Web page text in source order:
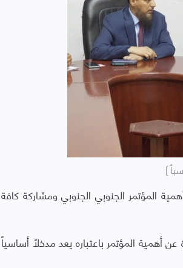
]
المؤتمر الجنوبي الجنوبي ومشاركة كافة
أهمية المؤتمر باعتباره يعد مدخلاً أساسياً